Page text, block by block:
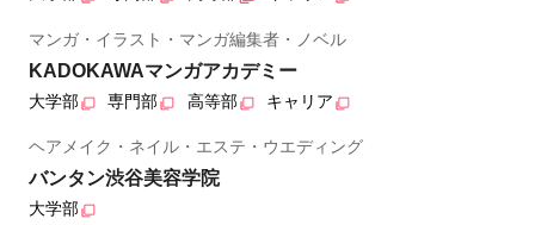
マンガ・イラスト・マンガ編集者・ノベル
KADOKAWAマンガアカデミー
大学部 専門部 高等部 キャリア
ヘアメイク・ネイル・エステ・ウエディング
バンタン渋谷美容学院
大学部